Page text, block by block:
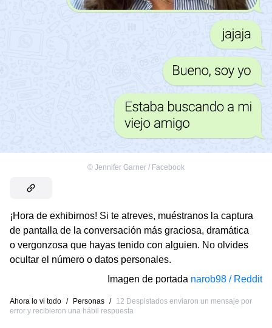
© Jennifer Garner / Facebook
¡Hora de exhibirnos! Si te atreves, muéstranos la captura
de pantalla de la conversación más graciosa, dramática
o vergonzosa que hayas tenido con alguien. No olvides
ocultar el número o datos personales.
Imagen de portada narob98 / Reddit
Ahora lo vi todo / Personas /
12 Despistados enviaron un mensaje por
error y recibieron una hábil respuesta